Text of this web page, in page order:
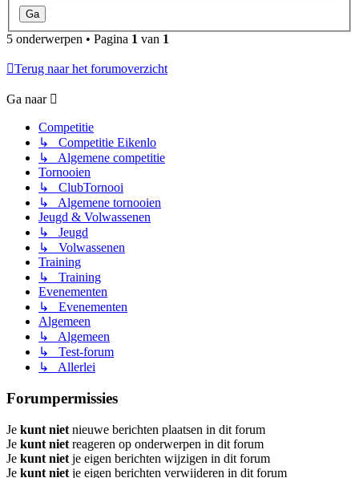
5 onderwerpen • Pagina 1 van 1
Terug naar het forumoverzicht
Ga naar
Competitie
↳ Competitie Eikenlo
↳ Algemene competitie
Tornooien
↳ ClubTornooi
↳ Algemene tornooien
Jeugd & Volwassenen
↳ Jeugd
↳ Volwassenen
Training
↳ Training
Evenementen
↳ Evenementen
Algemeen
↳ Algemeen
↳ Test-forum
↳ Allerlei
Forumpermissies
Je kunt niet nieuwe berichten plaatsen in dit forum
Je kunt niet reageren op onderwerpen in dit forum
Je kunt niet je eigen berichten wijzigen in dit forum
Je kunt niet je eigen berichten verwijderen in dit forum